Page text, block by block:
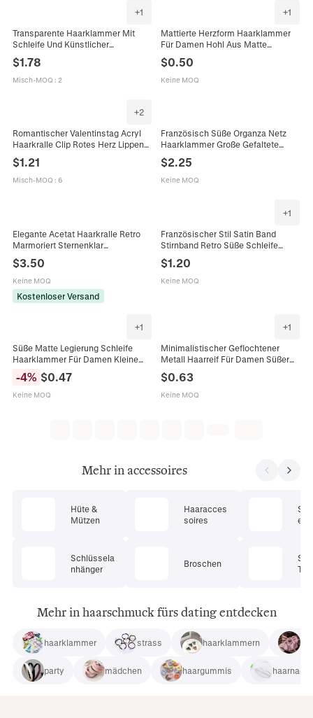
+1
Transparente Haarklammer Mit
Schleife Und Künstlicher
Künstliche Perle Elegante Acryl
Haarklemme Haarschmuck Für
Damen Täglich Dating
$1.78
Misch-MOQ : 2
+1
Mattierte Herzform Haarklammer
Für Damen Hohl Aus Matte
Entenschnabel Klammer Mode
Haarschmuck Für Täglich Dating
Party
$0.50
Keine MOQ
+2
Romantischer Valentinstag Acryl
Haarkralle Clip Rotes Herz Lippen
Print Großes Haar Accessoire Für
Damen Dating Party Alltag
$1.21
Misch-MOQ : 6
Französisch Süße Organza Netz
Haarklammer Große Gefaltete
Shark Clip Mit Gold Herz Anhänger
Elegante Stoff Haarschmuck Für
Damen Alltag Party Dating
$2.25
Keine MOQ
Elegante Acetat Haarkralle Retro
Marmoriert Sternenklar
Rutschfest Starker Halt
Haarschmuck Für Damen Alltag
Party Dating Styling
$3.50
Keine MOQ
Kostenloser Versand
+1
Französischer Stil Satin Band
Stirnband Retro Süße Schleife
Haarschmuck Für Alltag Dating
Damen
$1.20
Keine MOQ
+1
Süße Matte Legierung Schleife
Haarklammer Für Damen Kleine
Schleifen Haarnadel Seitenpony
Clip Elegante Haaraccessoires Für
Alltag
-4% $0.47
Keine MOQ
+1
Minimalistischer Geflochtener
Metall Haarreif Für Damen Süßer
Geflochtener Haarreifen Dünner
Elastischer Haarschmuck Für
Alltag
$0.63
Keine MOQ
Mehr in accessoires
Hüte &
Mützen
Schlüssela
nhänger
Haaracces
soires
Broschen
en
Mehr in haarschmuck fürs dating entdecken
haarklammer strass haarklammern
party mädchen haargummis haarnadel